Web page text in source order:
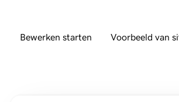
Bewerken starten Voorbeeld van